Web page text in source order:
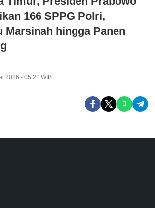
166 SPPG Polri,
Marsinah hingga Panen
2026 - 05:21 WIB